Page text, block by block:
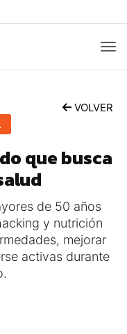
VOLVER
que busca
de 50 años
y nutrición
mejorar
activas durante